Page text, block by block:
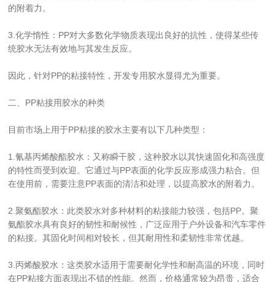
的附着力。
3.化学惰性：PP对大多数化学物质表现出良好的抗性，使得某些传
统胶水无法有效地与其发生反应。
因此，针对PP的粘接特性，开发专用胶水显得尤为重要。
二、PP粘接用胶水的种类
目前市场上用于PP粘接的胶水主要有以下几种类型：
1.氰基丙烯酸酯胶水：又称瞬干胶，这种胶水以其快速固化和高强度
的特性而受到欢迎。它通过与PP表面的化学反应形成强力粘合。但
在使用前，需要注意PP表面的清洁和处理，以提高胶水的附着力。
2.聚氨酯胶水：此类胶水对多种材料的粘接能力较强，包括PP。聚
氨酯胶水具有良好的韧性和耐候性，广泛应用于户外设备和汽车零件
的粘接。其固化时间相对较长，但其耐用性和柔韧性非常优越。
3.丙烯酸胶水：这类胶水适用于需要耐化学性和耐高温的环境，同时
在PP粘接方面表现出不错的性能。然而，价格通常较为昂贵，适合